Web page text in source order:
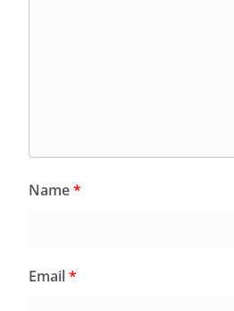
Name*
Email*